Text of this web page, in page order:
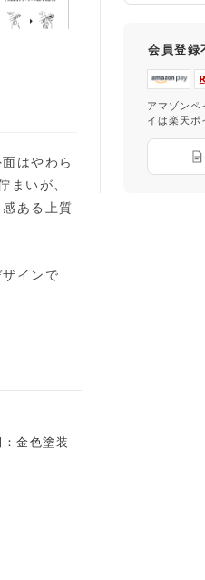
会員登録
アマゾンペ
イは楽天ポ
はやわら
まいが、
ある上質
インで
金色塗装